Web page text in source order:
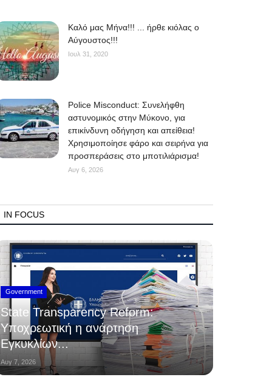
Kαλό μας Μήνα!!! ... ήρθε κιόλας ο
Αύγουστος!!!
Ιουλ 31, 2020
Police Misconduct: Συνελήφθη
αστυνομικός στην Μύκονο, για
επικίνδυνη οδήγηση και απείθεια!
Χρησιμοποίησε φάρο και σειρήνα για
προσπεράσεις στο μποτιλιάρισμα!
Αυγ 6, 2026
IN FOCUS
Government
State Transparency Reform:
Υποχρεωτική η ανάρτηση
Εγκυκλίων...
Αυγ 7, 2026